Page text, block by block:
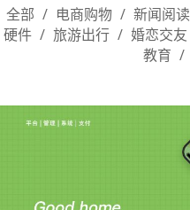
全部 / 电商购物 / 新闻阅读
硬件 / 旅游出行 / 婚恋交友
教育 /